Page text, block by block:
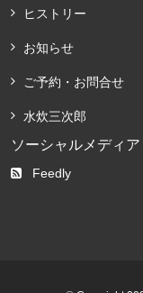
ヒストリー
お知らせ
ご予約・お問合せ
水炊三次郎
ソーシャルメディア
Feedly